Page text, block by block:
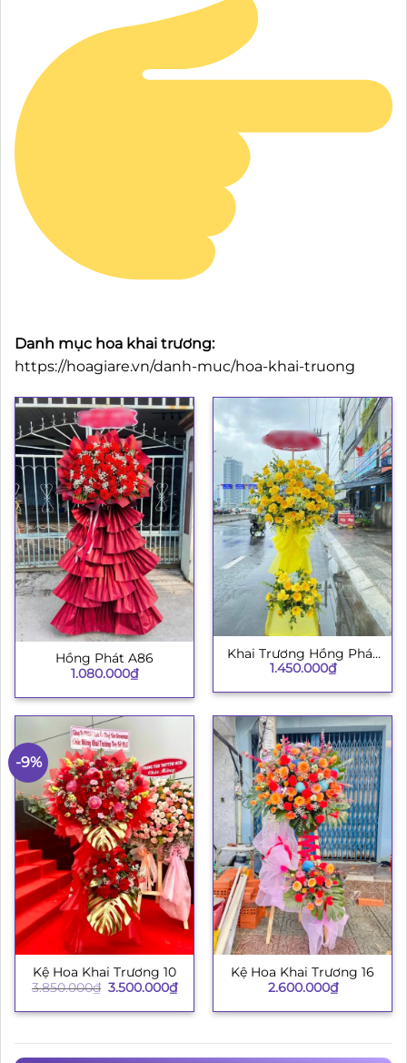
Danh mục hoa khai trương:
https://hoagiare.vn/danh-muc/hoa-khai-truong
Hồng Phát A86
1.080.000₫
Khai Trương Hồng Phát
003
1.450.000₫
-9%
Kệ Hoa Khai Trương 10
3.850.000₫ Giá
là:
3.500.000₫Giá
hiện
tại
Kệ Hoa Khai Trương 16
2.600.000₫